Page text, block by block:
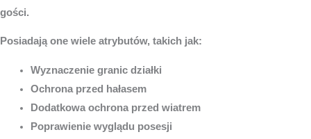
gości.
Posiadają one wiele atrybutów, takich jak:
Wyznaczenie granic działki
Ochrona przed hałasem
Dodatkowa ochrona przed wiatrem
Poprawienie wyglądu posesji